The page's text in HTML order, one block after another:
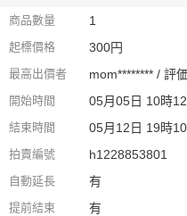
商品數量 1
起標價格 300円
最高出價者 mom******** / 評
開始時間 05月05日 10時
結束時間 05月12日 19時
拍賣編號 h1228853801
自動延長 有
提前結束 有